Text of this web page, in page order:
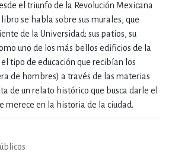
el triunfo de la Revolución Mexicana
se habla sobre sus murales, que
de la Universidad; sus patios, su
uno de los más bellos edificios de la
tipo de educación que recibían los
de hombres) a través de las materias
de un relato histórico que busca darle el
merece en la historia de la ciudad.